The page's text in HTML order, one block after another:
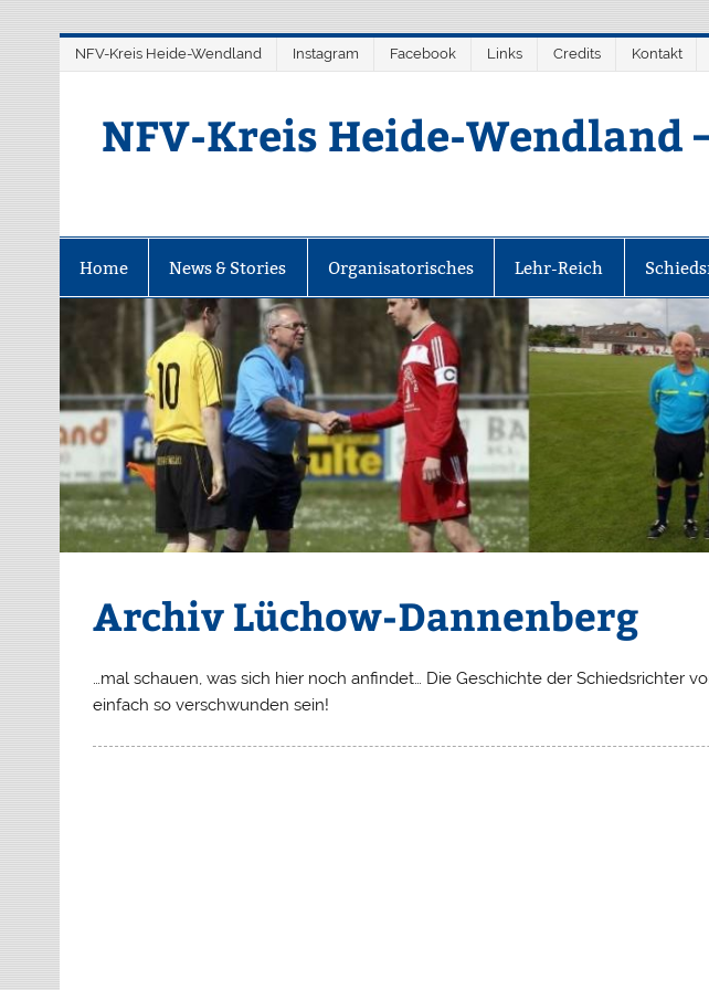
springen
NFV-Kreis Heide-Wendland Instagram Facebook Links Credits Kontakt
NFV-Kreis Heide-Wendland
Home News & Stories Organisatorisches Lehr-Reich
Archiv Lüchow-Dannenberg
…mal schauen, was sich hier noch anfindet… Die Geschichte der Schiedsrichter
einfach so verschwunden sein!